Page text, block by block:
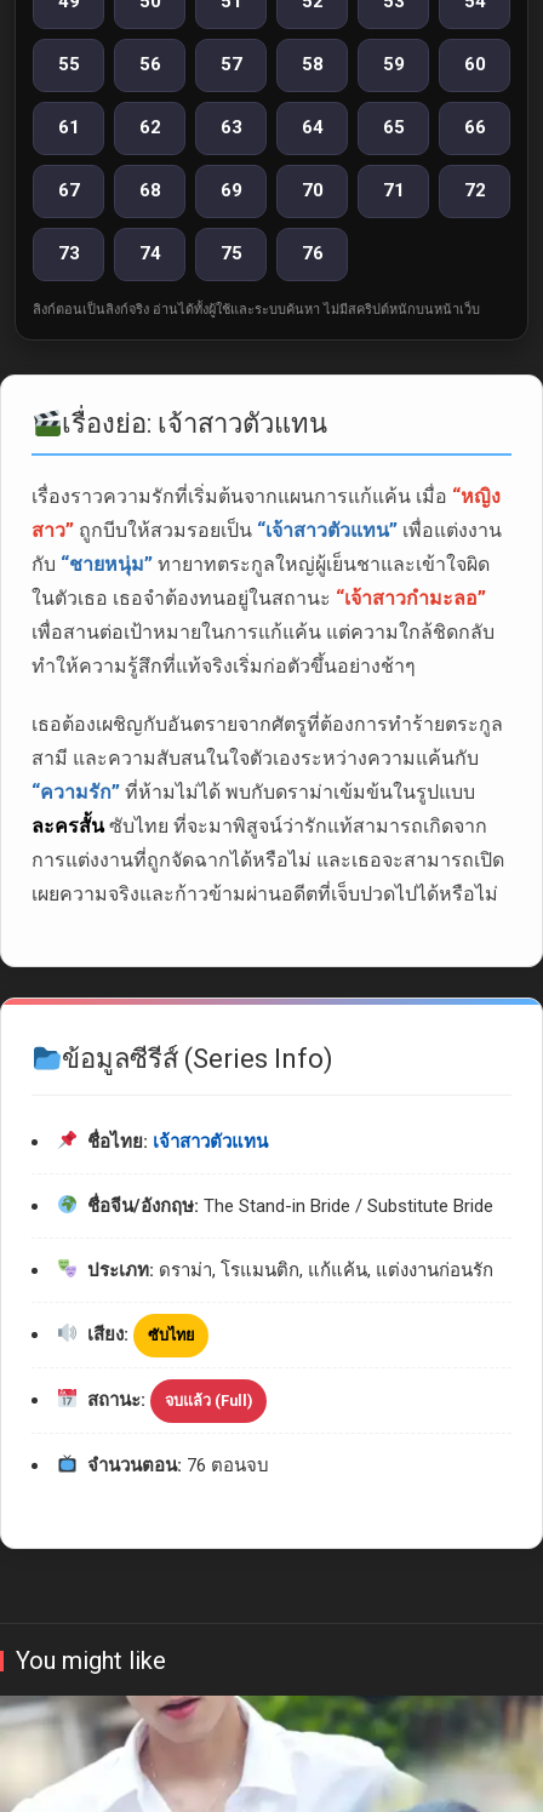
55 56 57 58 59 60
61 62 63 64 65 66
67 68 69 70 71 72
73 74 75 76
ลิงก์ตอนเป็นลิงก์จริง อ่านได้ทั้งผู้ใช้และระบบค้นหา ไม่มีสคริปต์หนักบนหน้าเว็บ
เรื่องย่อ: เจ้าสาวตัวแทน
เรื่องราวความรักที่เริ่มต้นจากแผนการแก้แค้น เมื่อ “หญิง
สาว” ถูกบีบให้สวมรอยเป็น “เจ้าสาวตัวแทน” เพื่อแต่งงาน
กับ “ชายหนุ่ม” ทายาทตระกูลใหญ่ผู้เย็นชาและเข้าใจผิด
ในตัวเธอ เธอจำต้องทนอยู่ในสถานะ “เจ้าสาวกำมะลอ”
เพื่อสานต่อเป้าหมายในการแก้แค้น แต่ความใกล้ชิดกลับ
ทำให้ความรู้สึกที่แท้จริงเริ่มก่อตัวขึ้นอย่างช้าๆ
เธอต้องเผชิญกับอันตรายจากศัตรูที่ต้องการทำร้ายตระกูล
สามี และความสับสนในใจตัวเองระหว่างความแค้นกับ
“ความรัก” ที่ห้ามไม่ได้ พบกับดราม่าเข้มข้นในรูปแบบ
ละครสั้นซับไทย ที่จะมาพิสูจน์ว่ารักแท้สามารถเกิดจาก
การแต่งงานที่ถูกจัดฉากได้หรือไม่ และเธอจะสามารถเปิด
เผยความจริงและก้าวข้ามผ่านอดีตที่เจ็บปวดไปได้หรือไม่
ข้อมูลซีรีส์ (Series Info)
ชื่อไทย: เจ้าสาวตัวแทน
ชื่อจีน/อังกฤษ: The Stand-in Bride / Substitute Bride
ประเภท: ดราม่า, โรแมนติก, แก้แค้น, แต่งงานก่อนรัก
เสียง: ซับไทย
สถานะ: จบแล้ว (Full)
จำนวนตอน: 76 ตอนจบ
You might like